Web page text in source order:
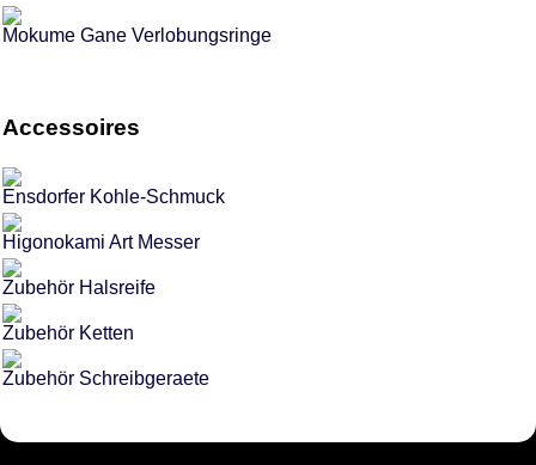
Mokume Gane Verlobungsringe
Accessoires
Ensdorfer Kohle-Schmuck
Higonokami Art Messer
Zubehör Halsreife
Zubehör Ketten
Zubehör Schreibgeraete